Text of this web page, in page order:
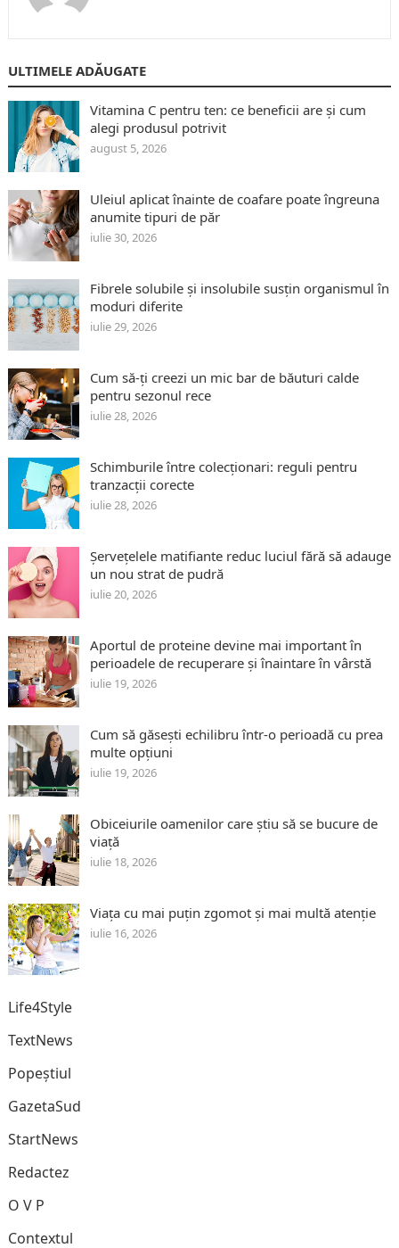
ULTIMELE ADĂUGATE
Vitamina C pentru ten: ce beneficii are și cum
alegi produsul potrivit
august 5, 2026
Uleiul aplicat înainte de coafare poate îngreuna
anumite tipuri de păr
iulie 30, 2026
Fibrele solubile și insolubile susțin organismul în
moduri diferite
iulie 29, 2026
Cum să-ți creezi un mic bar de băuturi calde
pentru sezonul rece
iulie 28, 2026
Schimburile între colecționari: reguli pentru
tranzacții corecte
iulie 28, 2026
Șervețelele matifiante reduc luciul fără să adauge
un nou strat de pudră
iulie 20, 2026
Aportul de proteine devine mai important în
perioadele de recuperare și înaintare în vârstă
iulie 19, 2026
Cum să găsești echilibru într-o perioadă cu prea
multe opțiuni
iulie 19, 2026
Obiceiurile oamenilor care știu să se bucure de
viață
iulie 18, 2026
Viața cu mai puțin zgomot și mai multă atenție
iulie 16, 2026
Life4Style
TextNews
Popeștiul
GazetaSud
StartNews
Redactez
O V P
Contextul